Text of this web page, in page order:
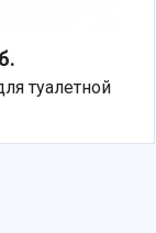
туалетной